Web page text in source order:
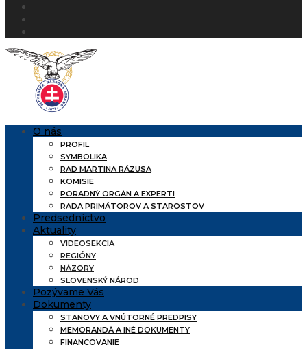
O nás
PROFIL
SYMBOLIKA
RAD MARTINA RÁZUSA
KOMISIE
PORADNÝ ORGÁN A EXPERTI
RADA PRIMÁTOROV A STAROSTOV
Predsedníctvo
Aktuality
VIDEOSEKCIA
REGIÓNY
NÁZORY
SLOVENSKÝ NÁROD
Pozývame Vás
Dokumenty
STANOVY A VNÚTORNÉ PREDPISY
MEMORANDÁ A INÉ DOKUMENTY
FINANCOVANIE